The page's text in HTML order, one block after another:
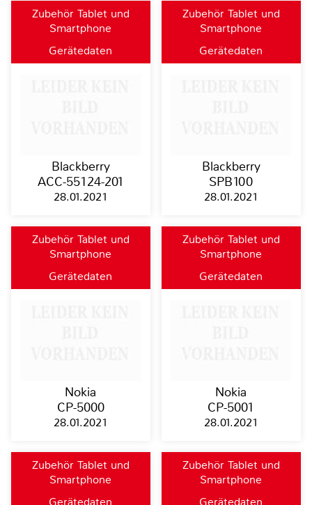
Zubehör Tablet und
Smartphone
Gerätedaten
Blackberry
ACC-55124-201
28.01.2021
Zubehör Tablet und
Smartphone
Gerätedaten
Blackberry
SPB100
28.01.2021
Zubehör Tablet und
Smartphone
Gerätedaten
Nokia
CP-5000
28.01.2021
Zubehör Tablet und
Smartphone
Gerätedaten
Nokia
CP-5001
28.01.2021
Zubehör Tablet und
Smartphone
Gerätedaten
Zubehör Tablet und
Smartphone
Gerätedaten